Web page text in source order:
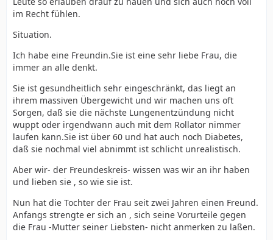
im Recht fühlen.
Situation.
Ich habe eine Freundin.Sie ist eine sehr liebe Frau, die
immer an alle denkt.
Sie ist gesundheitlich sehr eingeschränkt, das liegt an
ihrem massiven Übergewicht und wir machen uns oft
Sorgen, daß sie die nächste Lungenentzündung nicht
wuppt oder irgendwann auch mit dem Rollator nimmer
laufen kann.Sie ist über 60 und hat auch noch Diabetes,
daß sie nochmal viel abnimmt ist schlicht unrealistisch.
Aber wir- der Freundeskreis- wissen was wir an ihr haben
und lieben sie , so wie sie ist.
Nun hat die Tochter der Frau seit zwei Jahren einen Freund.
Anfangs strengte er sich an , sich seine Vorurteile gegen
die Frau -Mutter seiner Liebsten- nicht anmerken zu laßen.